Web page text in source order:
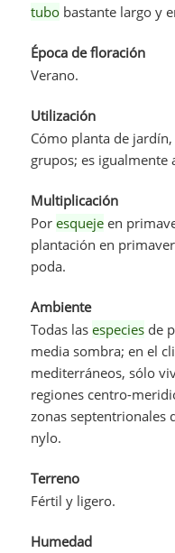
tubo bastante largo y
Época de floración
Verano.
Utilización
Cómo planta de
grupos; es igualmente
Multiplicación
Poresqueje en
plantación en
poda.
Ambiente
Todas lasespecies de
media sombra; en el
mediterráneos, sólo
regiones centro-
zonas septentrionales
nylo.
Terreno
Fértil y ligero.
Humedad